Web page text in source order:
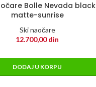
Bolle Nevada black
matte-sunrise
Ski naočare
12.700,00din
DODAJ U KORPU